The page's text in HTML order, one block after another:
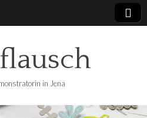
in Jena